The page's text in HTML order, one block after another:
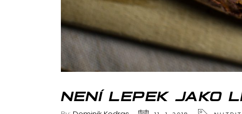
NENÍ LEPEK JAKO